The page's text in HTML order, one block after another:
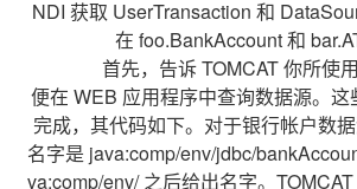
NDI 获取 UserTransaction 和
在 foo.BankAccount 和
首先，告诉 TOMCAT 你所使
便在 WEB 应用程序中查询数据源。
完成，其代码如下。对于银行帐户数
名字是 java:comp/env/jdbc/
va:comp/env/ 之后给出名字。